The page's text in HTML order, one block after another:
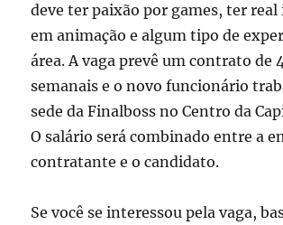
deve ter paixão por games, ter real
em animação e algum tipo de
área. A vaga prevê um contrato de
semanais e o novo funcionário
sede da Finalboss no Centro da
O salário será combinado entre a
contratante e o candidato.
Se você se interessou pela vaga,